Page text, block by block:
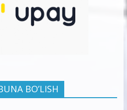
BO’LISH